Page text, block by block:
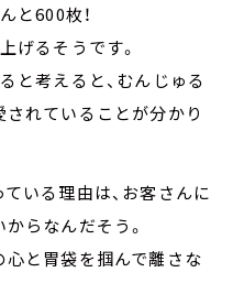
と600枚！
げるそうです。
と考えると、むんじゅる
れていることが分かり
いる理由は、お客さんに
らなんだそう。
と胃袋を掴んで離さな